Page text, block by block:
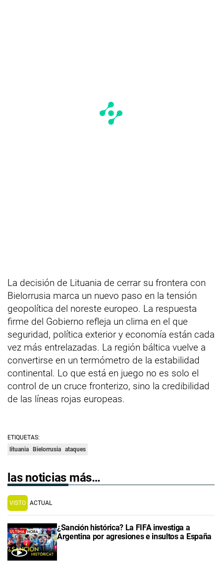
La decisión de Lituania de cerrar su frontera con
Bielorrusia marca un nuevo paso en la tensión
geopolítica del noreste europeo. La respuesta
firme del Gobierno refleja un clima en el que
seguridad, política exterior y economía están cada
vez más entrelazadas. La región báltica vuelve a
convertirse en un termómetro de la estabilidad
continental. Lo que está en juego no es solo el
control de un cruce fronterizo, sino la credibilidad
de las líneas rojas europeas.
ETIQUETAS:
lituania
Bielorrusia ataques
las noticias más…
VISTO ACTUAL
¿Sanción histórica? La FIFA investiga a
Argentina por agresiones e insultos a España